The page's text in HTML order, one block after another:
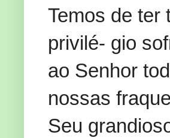
Temos de ter
privilé- gio
ao Senhor
nossas
Seu